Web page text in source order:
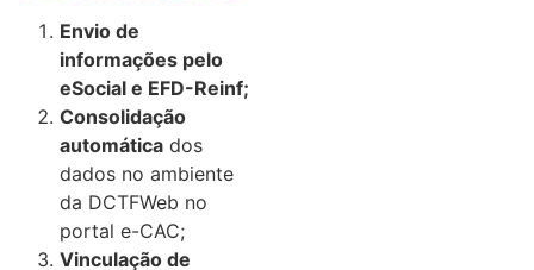
Envio de
informações pelo
eSocial e EFD-Reinf;
Consolidação
automática dos
dados no ambiente
da DCTFWeb no
portal e-CAC;
Vinculação de